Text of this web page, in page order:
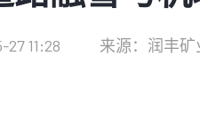
11:28 来源：润丰矿